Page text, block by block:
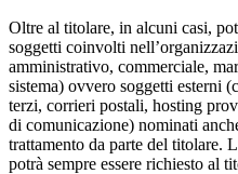
Oltre al titolare, in alcuni casi,
soggetti coinvolti
amministrativo, commerciale,
sistema) ovvero soggetti esterni
terzi, corrieri postali, hosting
di comunicazione) nominati
trattamento da parte del titolare.
potrà sempre essere richiesto al